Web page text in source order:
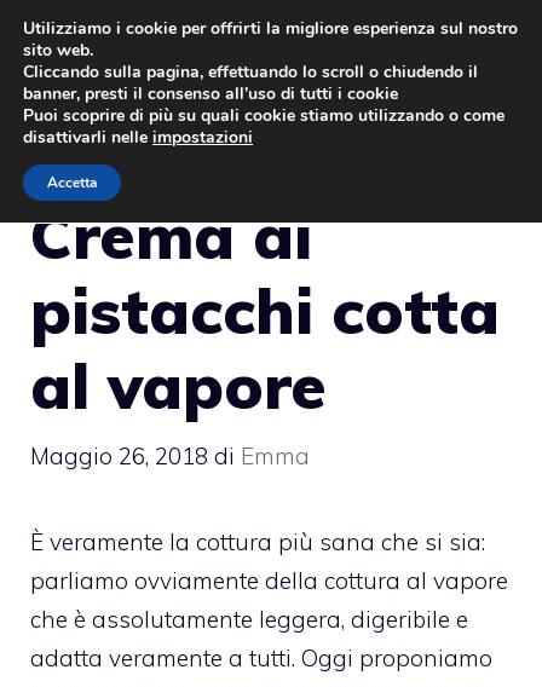
Vai
contenuto
Crema ai
pistacchi cotta
al vapore
Maggio 26, 2018 di Emma
È veramente la cottura più sana che si sia:
parliamo ovviamente della cottura al vapore
che è assolutamente leggera, digeribile e
adatta veramente a tutti. Oggi proponiamo
Utilizziamo i cookie per offrirti la migliore esperienza sul nostro
sito web.
Cliccando sulla pagina, effettuando lo scroll o chiudendo il
banner, presti il consenso all’uso di tutti i cookie
Puoi scoprire di più su quali cookie stiamo utilizzando o come
disattivarli nelle impostazioni
Accetta